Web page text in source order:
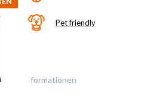
Pet friendly
mehr Informationen